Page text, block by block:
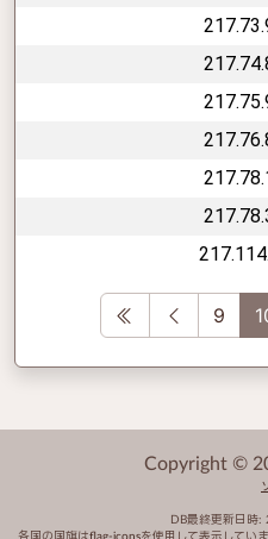
First Previous
9
Copyright ©
DB最終更新日時:
各国の国旗はflag-iconsを使用して表示してい